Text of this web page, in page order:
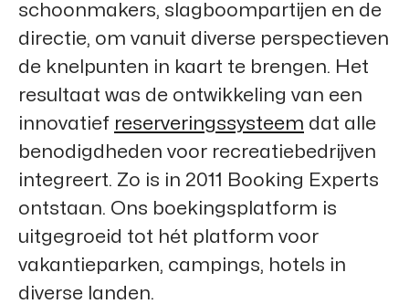
schoonmakers, slagboompartijen en de
directie, om vanuit diverse perspectieven
de knelpunten in kaart te brengen. Het
resultaat was de ontwikkeling van een
innovatief reserveringssysteem dat alle
benodigdheden voor recreatiebedrijven
integreert. Zo is in 2011 Booking Experts
ontstaan. Ons boekingsplatform is
uitgegroeid tot hét platform voor
vakantieparken, campings, hotels in
diverse landen.